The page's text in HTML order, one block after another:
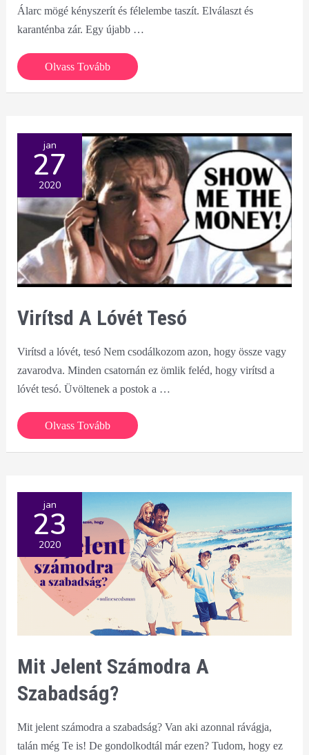
Álarc mögé kényszerít és félelembe taszít. Elválaszt és
karanténba zár. Egy újabb …
Koronavírus-
felelősségvállalás
vezethet
megoldáshoz
Olvass Tovább
jan
27
2020
Virítsd A Lóvét Tesó
Virítsd a lóvét, tesó Nem csodálkozom azon, hogy össze vagy
zavarodva. Minden csatornán ez ömlik feléd, hogy virítsd a
lóvét tesó. Üvöltenek a postok a …
Virítsd
Olvass Tovább
jan
23
2020
Mit Jelent Számodra A
Szabadság?
Mit jelent számodra a szabadság? Van aki azonnal rávágja,
talán még Te is! De gondolkodtál már ezen? Tudom, hogy ez